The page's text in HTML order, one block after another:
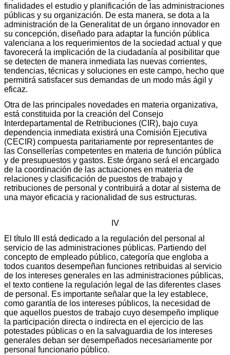
finalidades el estudio y planificación de las administraciones
públicas y su organización. De esta manera, se dota a la
administración de la Generalitat de un órgano innovador en
su concepción, diseñado para adaptar la función pública
valenciana a los requerimientos de la sociedad actual y que
favorecerá la implicación de la ciudadanía al posibilitar que
se detecten de manera inmediata las nuevas corrientes,
tendencias, técnicas y soluciones en este campo, hecho que
permitirá satisfacer sus demandas de un modo más ágil y
eficaz.
Otra de las principales novedades en materia organizativa,
está constituida por la creación del Consejo
Interdepartamental de Retribuciones (CIR), bajo cuya
dependencia inmediata existirá una Comisión Ejecutiva
(CECIR) compuesta paritariamente por representantes de
las Consellerías competentes en materia de función pública
y de presupuestos y gastos. Este órgano será el encargado
de la coordinación de las actuaciones en materia de
relaciones y clasificación de puestos de trabajo y
retribuciones de personal y contribuirá a dotar al sistema de
una mayor eficacia y racionalidad de sus estructuras.
IV
El título III está dedicado a la regulación del personal al
servicio de las administraciones públicas. Partiendo del
concepto de empleado público, categoría que engloba a
todos cuantos desempeñan funciones retribuidas al servicio
de los intereses generales en las administraciones públicas,
el texto contiene la regulación legal de las diferentes clases
de personal. Es importante señalar que la ley establece,
como garantía de los intereses públicos, la necesidad de
que aquellos puestos de trabajo cuyo desempeño implique
la participación directa o indirecta en el ejercicio de las
potestades públicas o en la salvaguardia de los intereses
generales deban ser desempeñados necesariamente por
personal funcionario público.